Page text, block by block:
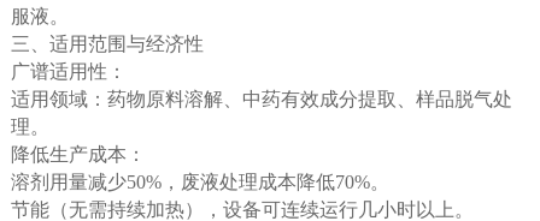
服液。
三、适用范围与经济性
广谱适用性：
适用领域：药物原料溶解、中药有效成分提取、样品脱气处
理。
降低生产成本：
溶剂用量减少50%，废液处理成本降低70%。
节能（无需持续加热），设备可连续运行几小时以上。